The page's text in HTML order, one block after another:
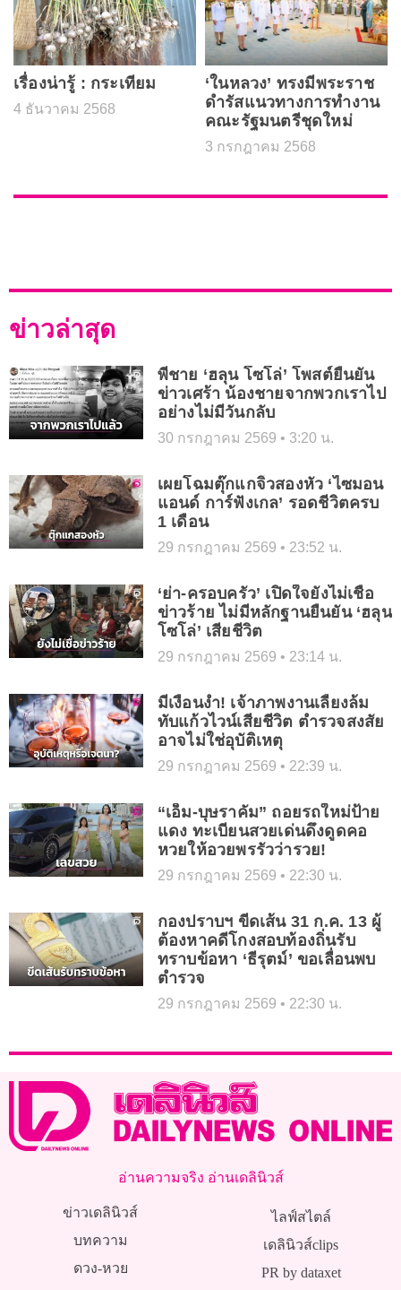
เรื่องน่ารู้ : กระเทียม
4 ธันวาคม 2568
‘ในหลวง’ ทรงมีพระราช
ดำรัสแนวทางการทำงาน
คณะรัฐมนตรีชุดใหม่
3 กรกฎาคม 2568
ข่าวล่าสุด
พี่ชาย ‘ฮลุน โซโล่’ โพสต์ยืนยัน
ข่าวเศร้า น้องชายจากพวกเราไป
อย่างไม่มีวันกลับ
30 กรกฎาคม 2569 3:20 น.
เผยโฉมตุ๊กแกจิ๋วสองหัว ‘ไซมอน
แอนด์ การ์ฟังเกล’ รอดชีวิตครบ
1 เดือน
29 กรกฎาคม 2569 23:52 น.
‘ย่า-ครอบครัว’ เปิดใจยังไม่เชื่อ
ข่าวร้าย ไม่มีหลักฐานยืนยัน ‘ฮลุน
โซโล่’ เสียชีวิต
29 กรกฎาคม 2569 23:14 น.
มีเงื่อนงำ! เจ้าภาพงานเลี้ยงล้ม
ทับแก้วไวน์เสียชีวิต ตำรวจสงสัย
อาจไม่ใช่อุบัติเหตุ
29 กรกฎาคม 2569 22:39 น.
“เอ็ม-บุษราคัม” ถอยรถใหม่ป้าย
แดง ทะเบียนสวยเด่นดึงดูดคอ
หวยให้อวยพรรัวว่ารวย!
29 กรกฎาคม 2569 22:30 น.
กองปราบฯ ขีดเส้น 31 ก.ค. 13 ผู้
ต้องหาคดีโกงสอบท้องถิ่นรับ
ทราบข้อหา ‘ธีรุตม์’ ขอเลื่อนพบ
ตำรวจ
29 กรกฎาคม 2569 22:30 น.
อ่านความจริง อ่านเดลินิวส์
ข่าวเดลินิวส์
บทความ
ดวง-หวย
ไลฟ์สไตล์
เดลินิวส์clips
PR by dataxet